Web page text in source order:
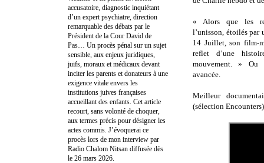
« Alors que les
l’unisson, étoilés par
14 Juillet, son film-
reflet d’une
mouvement. » Ou
avancée.
Meilleur
(sélection
accusatoire, diagnostic inquiétant
d’un expert psychiatre, direction
remarquable des débats par le
Président de la Cour David de
Pas… Un procès pénal sur un sujet
sensible, aux enjeux juridiques,
juifs, moraux et médicaux devant
inciter les parents et donateurs à une
exigence vitale envers les
institutions juives françaises
accueillant des enfants. Cet article
recourt, sans volonté de choquer,
aux termes précis pour désigner les
actes commis. J’évoquerai ce
procès lors de mon interview par
Radio Chalom Nitsan diffusée dès
le 26 mars 2026.